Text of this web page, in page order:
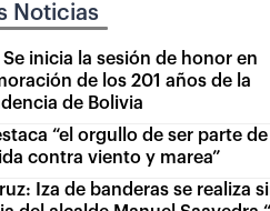
Noticias
Se inicia la sesión de honor en
de los 201 años de la
de Bolivia
“el orgullo de ser parte
contra viento y marea”
Iza de banderas se realiza